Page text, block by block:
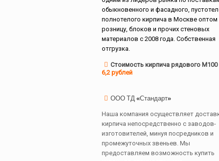
обыкновенного и фасадного,
полнотелого кирпича в Москве оптом
розницу, блоков и прочих стеновых
материалов с 2008 года. Собственная
отгрузка.
Стоимость кирпича рядового М100
6,2 рублей
ООО ТД «Стандарт»
Наша компания осуществляет
кирпича непосредственно с заводов-
изготовителей, минуя посредников и
промежуточных звеньев. Мы
предоставляем возможность купить